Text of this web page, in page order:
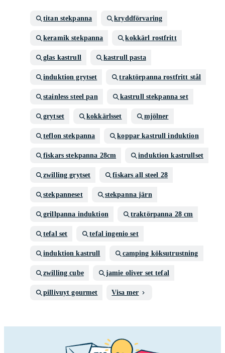
titan stekpanna kryddförvaring
keramik stekpanna kokkärl rostfritt
glas kastrull kastrull pasta
induktion grytset traktörpanna rostfritt stål
stainless steel pan kastrull stekpanna set
grytset kokkärlsset mjölner
teflon stekpanna koppar kastrull induktion
fiskars stekpanna 28cm induktion kastrullset
zwilling grytset fiskars all steel 28
stekpanneset stekpanna järn
grillpanna induktion traktörpanna 28 cm
tefal set tefal ingenio set
induktion kastrull camping köksutrustning
zwilling cube jamie oliver set tefal
pillivuyt gourmet Visa mer